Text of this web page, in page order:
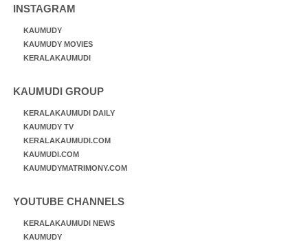
INSTAGRAM
KAUMUDY
KAUMUDY MOVIES
KERALAKAUMUDI
KAUMUDI GROUP
KERALAKAUMUDI DAILY
KAUMUDY TV
KERALAKAUMUDI.COM
KAUMUDI.COM
KAUMUDYMATRIMONY.COM
YOUTUBE CHANNELS
KERALAKAUMUDI NEWS
KAUMUDY